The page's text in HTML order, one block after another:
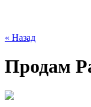
« Назад
Продам